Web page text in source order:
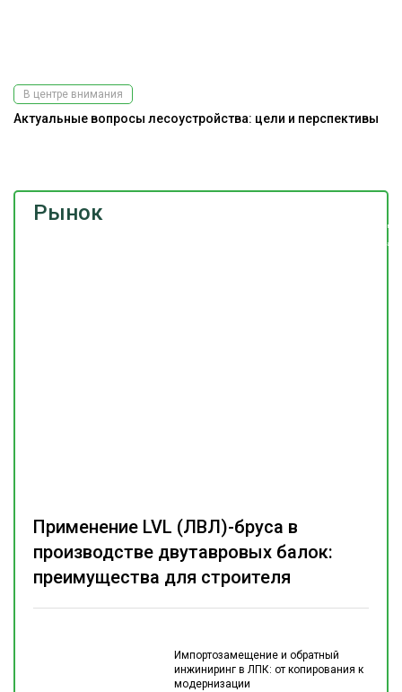
Рынок
Импортозамещение и обратный
инжиниринг в ЛПК: от копирования к
модернизации
Применение LVL (ЛВЛ)-бруса в
производстве двутавровых балок:
преимущества для строителя
В центре внимания
Актуальные вопросы лесоустройства: цели и перспективы
Подпишитесь
телеграм-канал